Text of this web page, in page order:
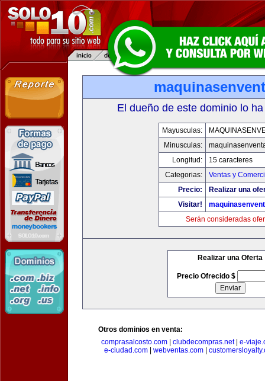
El dueño de este dominio lo
Mayusculas:
Minusculas:
Longitud:
15 caracteres
Categorias:
Ventas y
Precio:
Realizar una
Visitar!
Serán consideradas
Realizar una Oferta
Precio Ofrecido $
Otros dominios en venta:
comprasalcosto.com
clubdecompras.net| e-
e-ciudad.com| webventas.com|